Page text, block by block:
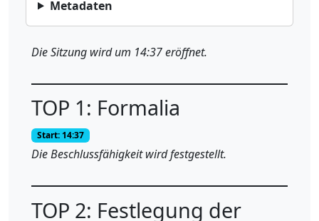
Metadaten
Die Sitzung wird um 14:37 eröffnet.
TOP 1: Formalia
Start: 14:37
Die Beschlussfähigkeit wird festgestellt.
TOP 2: Festlegung der